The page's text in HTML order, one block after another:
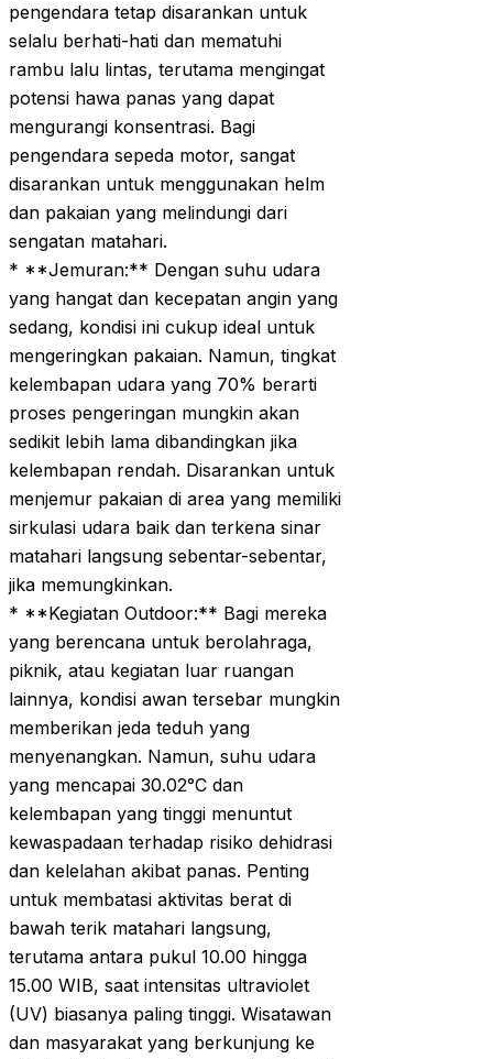
pengendara tetap disarankan untuk
selalu berhati-hati dan mematuhi
rambu lalu lintas, terutama mengingat
potensi hawa panas yang dapat
mengurangi konsentrasi. Bagi
pengendara sepeda motor, sangat
disarankan untuk menggunakan helm
dan pakaian yang melindungi dari
sengatan matahari.
* **Jemuran:** Dengan suhu udara
yang hangat dan kecepatan angin yang
sedang, kondisi ini cukup ideal untuk
mengeringkan pakaian. Namun, tingkat
kelembapan udara yang 70% berarti
proses pengeringan mungkin akan
sedikit lebih lama dibandingkan jika
kelembapan rendah. Disarankan untuk
menjemur pakaian di area yang memiliki
sirkulasi udara baik dan terkena sinar
matahari langsung sebentar-sebentar,
jika memungkinkan.
* **Kegiatan Outdoor:** Bagi mereka
yang berencana untuk berolahraga,
piknik, atau kegiatan luar ruangan
lainnya, kondisi awan tersebar mungkin
memberikan jeda teduh yang
menyenangkan. Namun, suhu udara
yang mencapai 30.02°C dan
kelembapan yang tinggi menuntut
kewaspadaan terhadap risiko dehidrasi
dan kelelahan akibat panas. Penting
untuk membatasi aktivitas berat di
bawah terik matahari langsung,
terutama antara pukul 10.00 hingga
15.00 WIB, saat intensitas ultraviolet
(UV) biasanya paling tinggi. Wisatawan
dan masyarakat yang berkunjung ke